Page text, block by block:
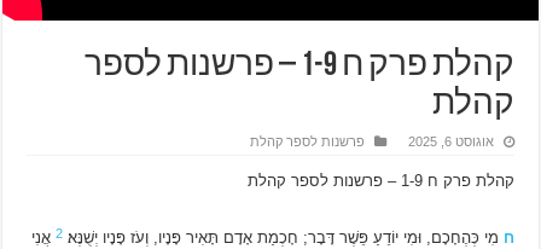
קהלת פרק ח 1-9 – פרשנות לספר
קהלת
אוגוסט 6, 2025 פרשנות לספר קהלת
קהלת פרק ח 1-9 – פרשנות לספר קהלת
ח מִי כְּהֶחָכָם, וּמִי יוֹדֵעַ פֵּשֶׁר דָּבָר; חָכְמַת אָדָם תָּאִיר פָּנָיו, וְעֹז פָּנָיו יְשֻׁנֶּא׃2 אֲנִי